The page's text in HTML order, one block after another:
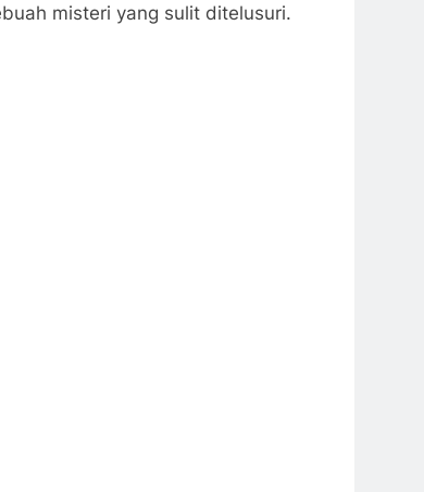
misteri yang sulit ditelusuri.